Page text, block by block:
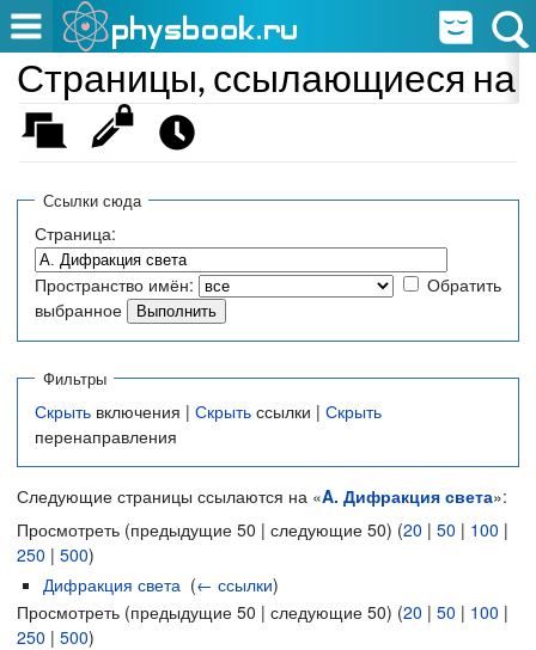
Страницы, ссылающиеся на
Ссылки сюда
Страница:
Пространство имён:
Обратить
выбранное
Фильтры
Скрыть включения | Скрыть ссылки | Скрыть
перенаправления
Следующие страницы ссылаются на «A. Дифракция света»:
Просмотреть (предыдущие 50 | следующие 50) (20 | 50 | 100 |
250 | 500)
Дифракция света (← ссылки)
Просмотреть (предыдущие 50 | следующие 50) (20 | 50 | 100 |
250 | 500)